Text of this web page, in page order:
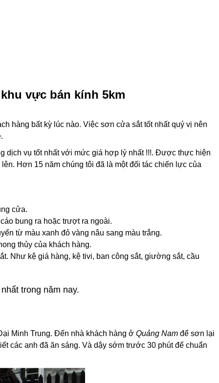
vực bán kính 5km
hàng bất kỳ lúc nào. Việc sơn cửa sắt tốt nhất quý vị nên
dịch vụ tốt nhất với mức giá hợp lý nhất !!!. Được thực hiện
Hơn 15 năm chúng tôi đã là một đối tác chiến lực của
cửa.
bung ra hoặc trượt ra ngoài.
từ màu xanh đỏ vàng nâu sang màu trắng.
thủy của khách hàng.
Như kệ giá hàng, kệ tivi, ban công sắt, giường sắt, cầu
trong năm nay.
Minh Trung. Đến nhà khách hàng ở Quảng Namđể sơn lại
các anh đã ăn sáng. Và dậy sớm trước 30 phút để chuẩn